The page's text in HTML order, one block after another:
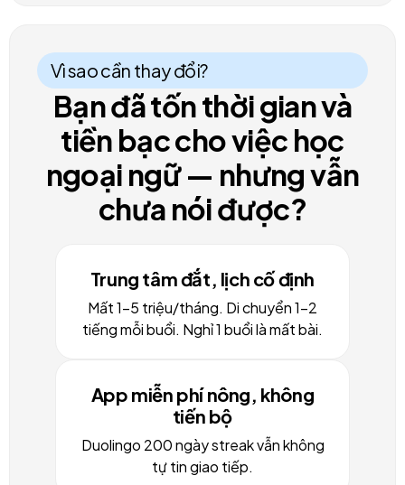
Vì sao cần thay đổi?
Bạn đã tốn thời gian và
tiền bạc cho việc học
ngoại ngữ — nhưng vẫn
chưa nói được?
Trung tâm đắt, lịch cố định
Mất 1–5 triệu/tháng. Di chuyển 1-2
tiếng mỗi buổi. Nghỉ 1 buổi là mất bài.
App miễn phí nông, không
tiến bộ
Duolingo 200 ngày streak vẫn không
tự tin giao tiếp.